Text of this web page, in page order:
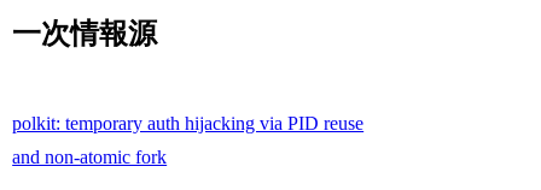
一次情報源
polkit: temporary auth hijacking via PID reuse
and non-atomic fork